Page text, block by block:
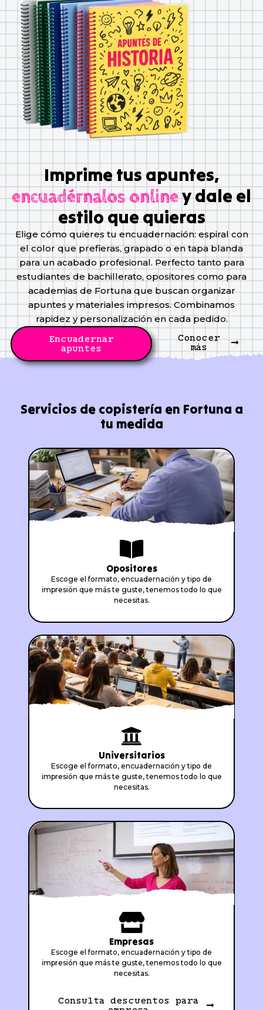
Imprime tus apuntes,
encuadérnalos online y dale el
estilo que quieras
Elige cómo quieres tu encuadernación: espiral con
el color que prefieras, grapado o en tapa blanda
para un acabado profesional. Perfecto tanto para
estudiantes de bachillerato, opositores como para
academias de Fortuna que buscan organizar
apuntes y materiales impresos. Combinamos
rapidez y personalización en cada pedido.
Encuadernar
apuntes
Conocer
más
Servicios de copistería en Fortuna a
tu medida
Opositores
Escoge el formato, encuadernación y tipo de
impresión que más te guste, tenemos todo lo que
necesitas.
Universitarios
Escoge el formato, encuadernación y tipo de
impresión que más te guste, tenemos todo lo que
necesitas.
Empresas
Escoge el formato, encuadernación y tipo de
impresión que más te guste, tenemos todo lo que
necesitas.
Consulta descuentos para